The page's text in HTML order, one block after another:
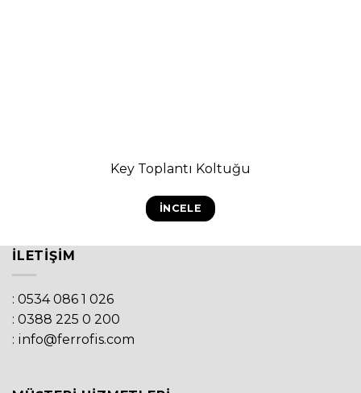
Key Toplantı Koltuğu
İNCELE
İLETIŞIM
: 0534 086 1 026
: 0388 225 0 200
: info@ferrofis.com